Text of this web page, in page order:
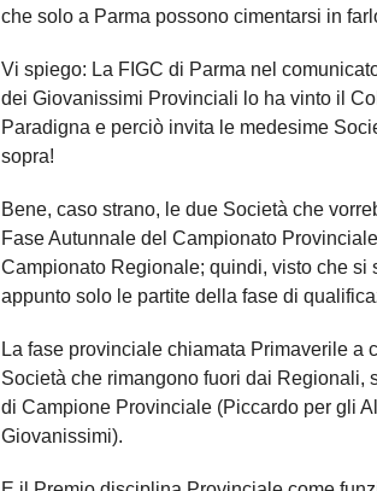
che solo a Parma possono cimentarsi in
Vi spiego: La FIGC di Parma nel
dei Giovanissimi Provinciali lo ha vinto il
Paradigna e perciò invita le medesime
sopra!
Bene, caso strano, le due Società che
Fase Autunnale del Campionato
Campionato Regionale; quindi, visto che
appunto solo le partite della fase di
La fase provinciale chiamata Primaverile a
Società che rimangono fuori dai Regionali,
di Campione Provinciale (Piccardo per gli
Giovanissimi).